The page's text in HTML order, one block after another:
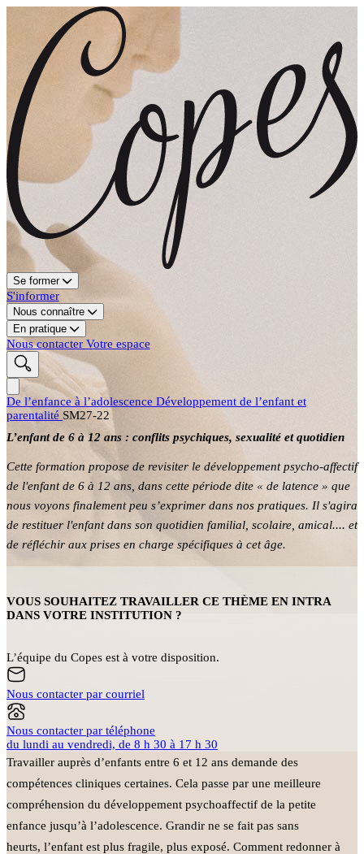
Se former
S'informer
Nous connaître
En pratique
Nous contacter Votre espace
De l’enfance à l’adolescence Développement de l’enfant et
parentalité SM27-22
L’enfant de 6 à 12 ans : conflits psychiques, sexualité et quotidien
Cette formation propose de revisiter le développement psycho-affectif
de l'enfant de 6 à 12 ans, dans cette période dite « de latence » que
nous voyons finalement peu s’exprimer dans nos pratiques. Il s'agira
de restituer l'enfant dans son quotidien familial, scolaire, amical.... et
de réfléchir aux prises en charge spécifiques à cet âge.
VOUS SOUHAITEZ TRAVAILLER CE THÈME EN INTRA
DANS VOTRE INSTITUTION ?
L’équipe du Copes est à votre disposition.
Nous contacter par courriel
Nous contacter par téléphone
du lundi au vendredi, de 8 h 30 à 17 h 30
Travailler auprès d’enfants entre 6 et 12 ans demande des
compétences cliniques certaines. Cela passe par une meilleure
compréhension du développement psychoaffectif de la petite
enfance jusqu’à l’adolescence. Grandir ne se fait pas sans
heurts, l’enfant est plus fragile, plus exposé. Comment redonner à